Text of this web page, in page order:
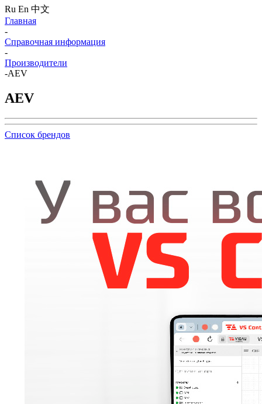
Ru En 中文
Главная
-
Справочная информация
-
Производители
-AEV
AEV
Список брендов